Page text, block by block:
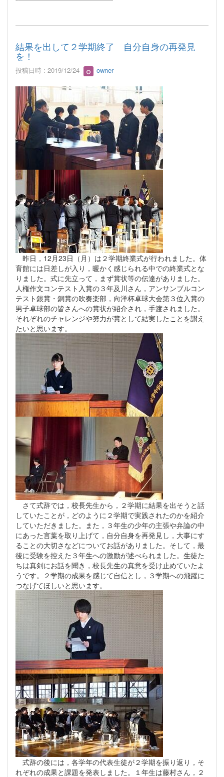
結果を出して２学期終了 自分自身の再発見
を！
投稿日時 : 2019/12/24 owner
昨日，12月23日（月）は２学期終業式が行われました。体
育館には日差しが入り，暖かく感じられる中での終業式とな
りました。式に先立って，まず賞状等の伝達がありました。
人権作文コンテスト入賞の３年及川さん，アンサンブルコン
テスト銀賞・銅賞の吹奏楽部，向洋杯卓球大会第３位入賞の
男子卓球部の皆さんへの賞状が紹介され，手渡されました。
それぞれのチャレンジや努力が賞として結実したことを讃え
たいと思います。
さて式辞では，校長先生から，２学期に結果を出そうと話
していたことが，どのように２学期で実践されたのかを紹介
していただきました。また，３年生の少年の主張や弁論の中
にあった言葉を取り上げて，自分自身を再発見し，大事にす
ることの大切さなどについてお話がありました。そして，最
後に受験を控えた３年生への激励が述べられました。生徒た
ちは真剣にお話を聞き，校長先生の真意を受け止めていたよ
うです。２学期の成果を感じて自信とし，３学期への飛躍に
つなげてほしいと思います。
式辞の後には，各学年の代表生徒が２学期を振り返り，そ
れぞれの成果と課題を発表しました。１年生は藤村さん，２